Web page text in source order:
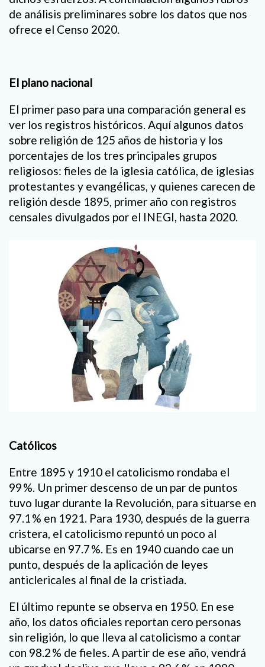
de análisis preliminares sobre los datos que nos
ofrece el Censo 2020.
El plano nacional
El primer paso para una comparación general es
ver los registros históricos. Aquí algunos datos
sobre religión de 125 años de historia y los
porcentajes de los tres principales grupos
religiosos: fieles de la iglesia católica, de iglesias
protestantes y evangélicas, y quienes carecen de
religión desde 1895, primer año con registros
censales divulgados por el INEGI, hasta 2020.
Católicos
Entre 1895 y 1910 el catolicismo rondaba el
99 %. Un primer descenso de un par de puntos
tuvo lugar durante la Revolución, para situarse en
97.1 % en 1921. Para 1930, después de la guerra
cristera, el catolicismo repuntó un poco al
ubicarse en 97.7 %. Es en 1940 cuando cae un
punto, después de la aplicación de leyes
anticlericales al final de la cristiada.
El último repunte se observa en 1950. En ese
año, los datos oficiales reportan cero personas
sin religión, lo que lleva al catolicismo a contar
con 98.2 % de fieles. A partir de ese año, vendrá